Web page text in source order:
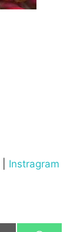
Instragram